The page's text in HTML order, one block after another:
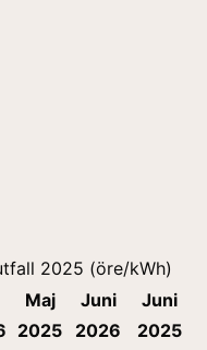
2025 (öre/kWh)
Maj
2025
Juni
2026
Juni
2025